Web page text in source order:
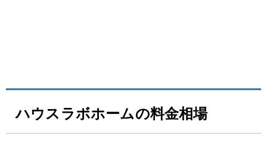
ハウスラボホームの料金相場